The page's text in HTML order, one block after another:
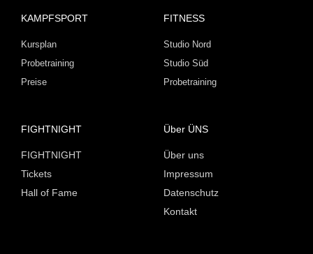
KAMPFSPORT
Kursplan
Probetraining
Preise
FITNESS
Studio Nord
Studio Süd
Probetraining
FIGHTNIGHT
FIGHTNIGHT
Tickets
Hall of Fame
Über ÜNS
Über uns
Impressum
Datenschutz
Kontakt